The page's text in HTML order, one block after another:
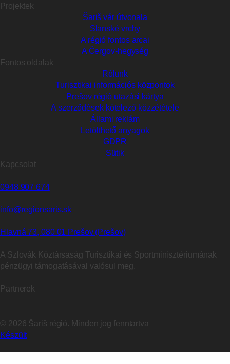
Projektek
Šariš vár útvonala
Slanské vrchy
A régió fontos arcai
A Čergov-hegység
Fontos oldalak
Rólunk
Turisztikai információs központok
Prešov régió utazási kártya
A szerződések kötelező közzététele
Állami reklám
Letölthető anyagok
GDPR
Sütik
Kapcsolat
0948 907 674
info@regionsaris.sk
Hlavná 73, 080 01 Prešov (Prešov)
A Szlovák Köztársaság Turisztikai és Sportminisztériumának
pénzügyi támogatásával valósul meg.
Partnerek
© 2026 Šariš régió. Minden jog fenntartva
Készült